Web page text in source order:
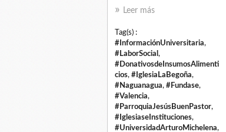
Leer más
Tag(s) :
#InformaciónUniversitaria,
#LaborSocial ,
#DonativosdeInsumosAlimenti
cios, #IglesiaLaBegoña,
#Naguanagua, #Fundase,
#Valencia,
#ParroquiaJesúsBuenPastor,
#IglesiaseInstituciones,
#UniversidadArturoMichelena,